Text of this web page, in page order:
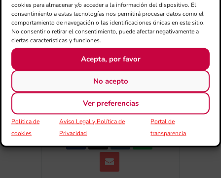
cookies para almacenar y/o acceder a la información del dispositivo. El
consentimiento a estas tecnologías nos permitirá procesar datos como el
comportamiento de navegación o las identificaciones únicas en este sitio.
No consentir o retirar el consentimiento, puede afectar negativamente a
ciertas características y funciones.
Acepta, por favor
No acepto
Ver preferencias
Política de
cookies
Aviso Legal y Política de
Privacidad
Portal de
transparencia
+ exportación iCal / Outlook
COMPARTIR ESTE EVENTO